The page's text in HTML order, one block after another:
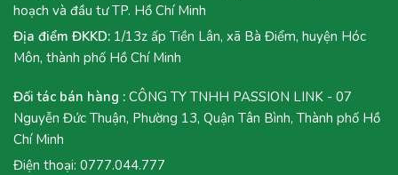
hoạch và đầu tư TP. Hồ Chí Minh
Địa điểm ĐKKD: 1/13z ấp Tiền Lân, xã Bà Điểm, huyện Hóc
Môn, thành phố Hồ Chí Minh
Đối tác bán hàng : CÔNG TY TNHH PASSION LINK - 07
Nguyễn Đức Thuận, Phường 13, Quận Tân Bình, Thành phố Hồ
Chí Minh
Điện thoại: 0777.044.777